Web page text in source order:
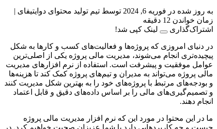
شده در فوریه 6, 2024 توسط تیم تولید محتوای دوایتیفای |
12 دقیقه
لینک کپی شد!
امروزی که پروژه‌ها و فعالیت‌های کسب و کارها به شکل
انجام می‌شوند، مدیریت مالی پروژه یکی از اصلی‌ترین
موفقیت و پیشرفت است. استفاده از نرم افزارهای مدیریت
پروژه می‌تواند به مدیران و تیم‌های پروژه کمک کند تا هزینه‌ها
مرتبط با پروژه‌های خود را به بهترین شکل مدیریت کنند
مالی را بر اساس داده‌های دقیق و قابل اعتماد
دهند.
این محتوا در مورد این که نرم افزار مدیریت مالی پروژه